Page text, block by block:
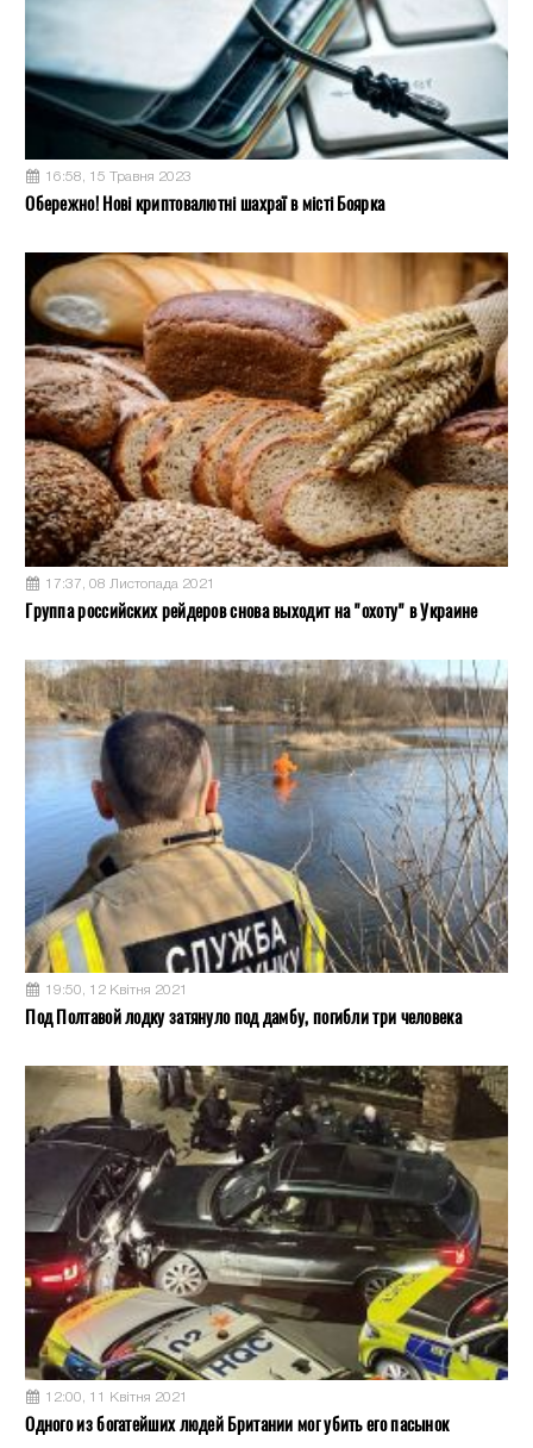
16:58, 15 Травня 2023
Обережно! Нові криптовалютні шахраї в місті Боярка
17:37, 08 Листопада 2021
Группа российских рейдеров снова выходит на "охоту" в Украине
19:50, 12 Квітня 2021
Под Полтавой лодку затянуло под дамбу, погибли три человека
12:00, 11 Квітня 2021
Одного из богатейших людей Британии мог убить его пасынок